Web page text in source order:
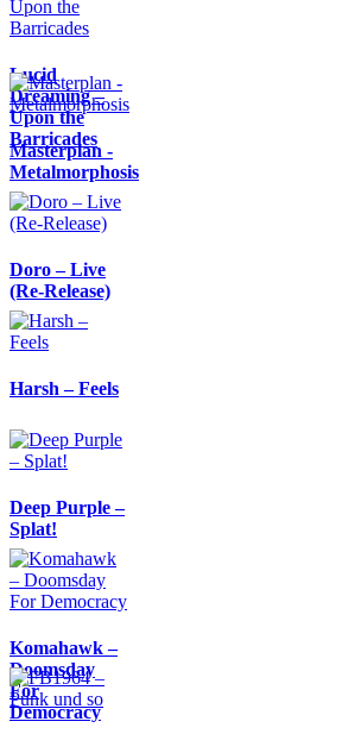
Lucid
Dreaming –
Upon the
Barricades
Masterplan -
Metalmorphosis
Doro – Live
(Re-Release)
Harsh – Feels
Deep Purple –
Splat!
Komahawk –
Doomsday
For
Democracy